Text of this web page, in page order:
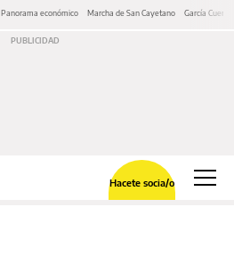
Panorama económico Marcha de San Cayetano García Cuerva
Hacete socia/o